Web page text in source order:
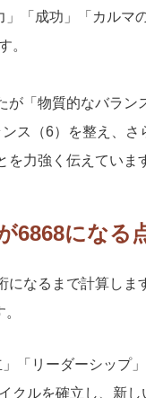
」「成功」「カル
。
が「物質的なバラ
ス（6）を整え、さ
力強く伝えていま
6868になる点
なるまで計算しま
「リーダーシップ
クルを確立し、新